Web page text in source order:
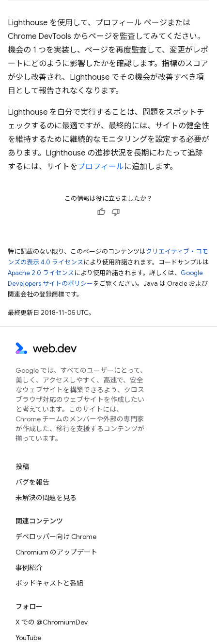
Lighthouse を使用して、プロフィール ページまたは
Chrome DevTools からページを監査してみてください。
機会の 1 つを実装し、ページを再度監査して、変更がレポ
ートにどのように影響したかを確認します。指標のスコア
が少し改善され、Lighthouse でその機会が改善すべき項
目として報告されなくなります。
Lighthouse を自分で実行することは、問題をスポットチ
ェックするのに最適ですが、最終的には、サイトの健全性
を維持するために継続的なモニタリングを設定する必要が
あります。Lighthouse の進捗状況を長期にわたって追跡
するには、サイトを プロフィールに追加します。
この情報は役に立ちましたか？
特に記載のない限り、このページのコンテンツはクリエイティブ・コモ
ンズの表示 4.0 ライセンスにより使用許諾されます。コードサンプルは
Apache 2.0 ライセンスにより使用許諾されます。詳しくは、 Google
Developers サイトのポリシーをご覧ください。Java は Oracle および
関連会社の登録商標です。
最終更新日 2018-11-05 UTC。
Google では、すべてのユーザーにとって、
美しく、アクセスしやすく、高速で、安全
なウェブサイトを構築できるよう、クロス
ブラウザ対応のウェブサイトを作成したい
と考えています。このサイトには、
Chrome チームのメンバーや外部の専門家
が作成した、移行を支援するコンテンツが
揃っています。
投稿
バグを報告
未解決の問題を見る
関連コンテンツ
デベロッパー向け Chrome
Chromium のアップデート
事例紹介
ポッドキャストと番組
フォロー
X での @ChromiumDev
YouTube